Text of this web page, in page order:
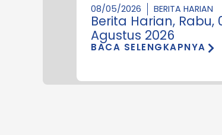
08/05/2026 BERITA HARIAN
Berita Harian, Rabu,
Agustus 2026
BACA SELENGKAPNYA